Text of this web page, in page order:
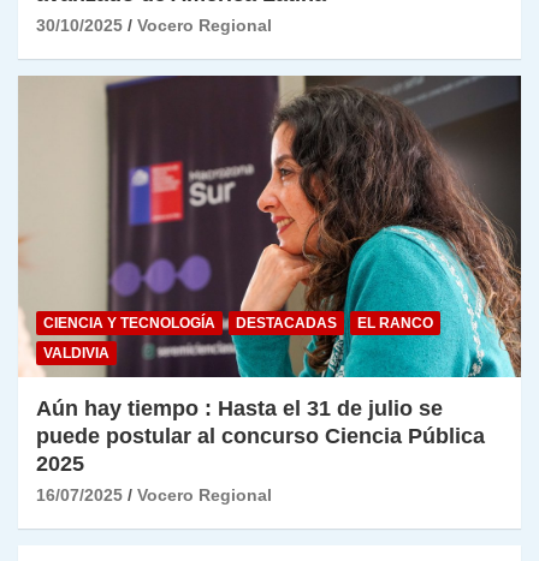
30/10/2025 Vocero Regional
CIENCIA Y TECNOLOGÍA DESTACADAS
EL RANCO
VALDIVIA
Aún hay tiempo : Hasta el 31 de julio se
puede postular al concurso Ciencia Pública
2025
16/07/2025 Vocero Regional